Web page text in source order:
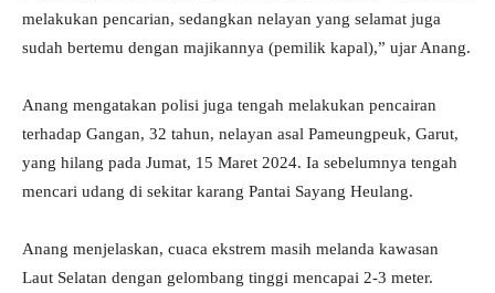
melakukan pencarian, sedangkan nelayan yang selamat juga
sudah bertemu dengan majikannya (pemilik kapal),” ujar Anang.
Anang mengatakan polisi juga tengah melakukan pencairan
terhadap Gangan, 32 tahun, nelayan asal Pameungpeuk, Garut,
yang hilang pada Jumat, 15 Maret 2024. Ia sebelumnya tengah
mencari udang di sekitar karang Pantai Sayang Heulang.
Anang menjelaskan, cuaca ekstrem masih melanda kawasan
Laut Selatan dengan gelombang tinggi mencapai 2-3 meter.